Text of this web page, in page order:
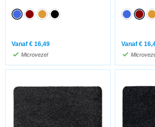
Vanaf € 16,49
Microvezel
Vanaf €